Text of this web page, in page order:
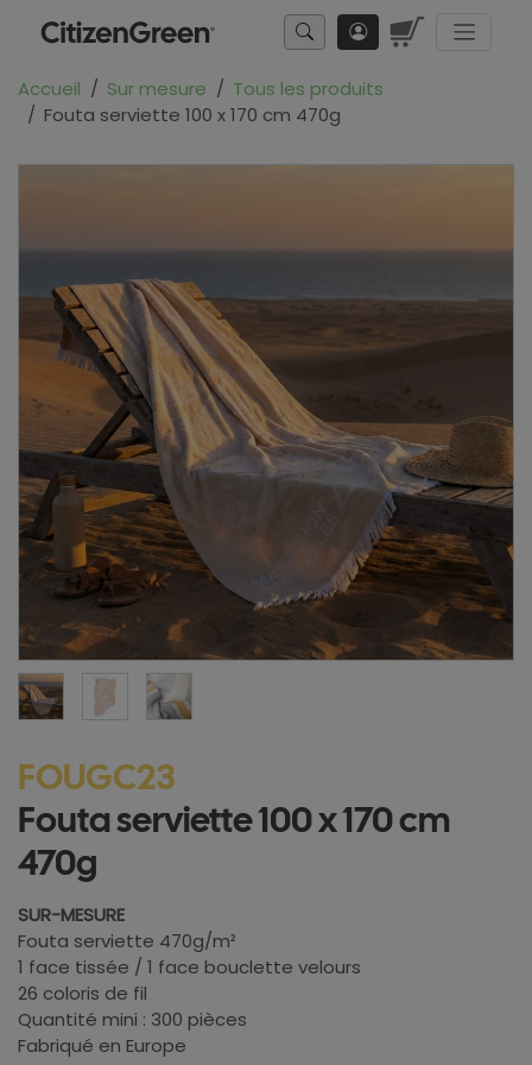
Accueil Sur mesure
Tous les produits
Fouta serviette 100 x 170 cm 470g
FOUGC23
Fouta serviette 100 x 170 cm
470g
SUR-MESURE
Fouta serviette 470g/m²
1 face tissée / 1 face bouclette velours
26 coloris de fil
Quantité mini : 300 pièces
Fabriqué en Europe